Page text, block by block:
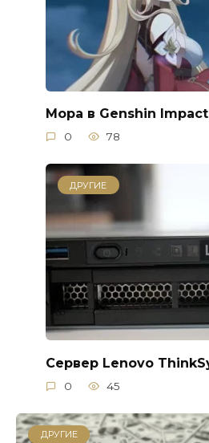
Мора в Genshin Impact
0 78
ДРУГИЕ
Сервер Lenovo
0 45
ДРУГИЕ